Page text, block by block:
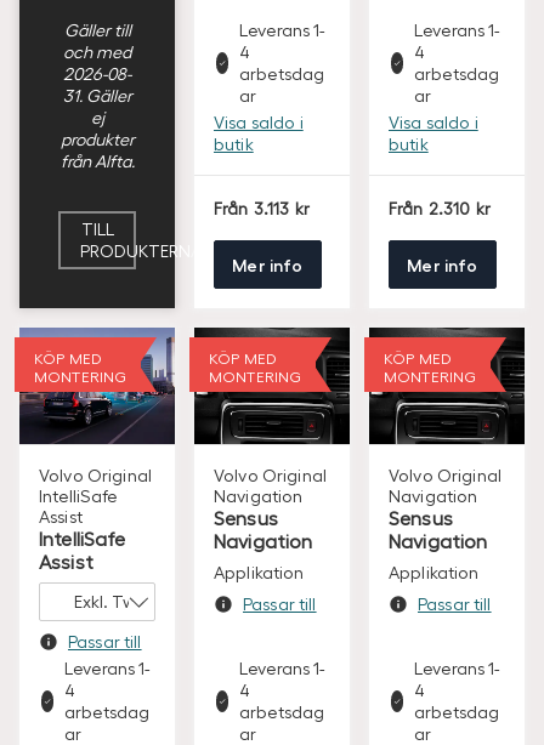
Gäller till
och med
2026-08-
31. Gäller
ej
produkter
från Alfta.
TILL
PRODUKTERNA
Leverans 1-
4
arbetsdag
ar
Visa saldo i
butik
Från 3.113 S
Mer info
Leverans 1-
4
arbetsdag
ar
Visa saldo i
butik
Från 2.310 S
Mer info
KÖP MED
MONTERING
Volvo Original
IntelliSafe
Assist
IntelliSafe
Assist
Passar till
Leverans 1-
4
arbetsdag
ar
KÖP MED
MONTERING
Volvo Original
Navigation
Sensus
Navigation
Applikation
Passar till
Leverans 1-
4
arbetsdag
ar
KÖP MED
MONTERING
Volvo Original
Navigation
Sensus
Navigation
Applikation
Passar till
Leverans 1-
4
arbetsdag
ar